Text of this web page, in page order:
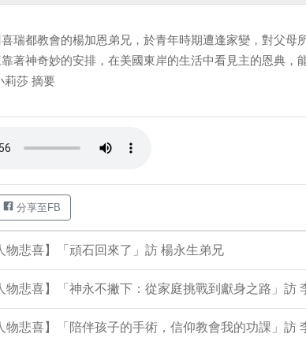
瑞都教會的楊加恩弟兄，於青年時期遭逢家變，對父
著神奇妙的安排，在美國東岸的生活中看見主的恩典
莉莎 摘要
分享至FB
物悲喜】「頑石回來了」訪 楊永生弟兄
物悲喜】「神永不撇下：從家庭挑戰到獻身之路」訪
物悲喜】「陪伴孩子的手術，信仰教會我的功課」訪